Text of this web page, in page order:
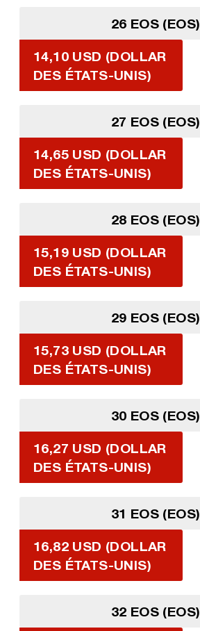
26 EOS (EOS)
14,10 USD (DOLLAR
DES ÉTATS-UNIS)
27 EOS (EOS)
14,65 USD (DOLLAR
DES ÉTATS-UNIS)
28 EOS (EOS)
15,19 USD (DOLLAR
DES ÉTATS-UNIS)
29 EOS (EOS)
15,73 USD (DOLLAR
DES ÉTATS-UNIS)
30 EOS (EOS)
16,27 USD (DOLLAR
DES ÉTATS-UNIS)
31 EOS (EOS)
16,82 USD (DOLLAR
DES ÉTATS-UNIS)
32 EOS (EOS)